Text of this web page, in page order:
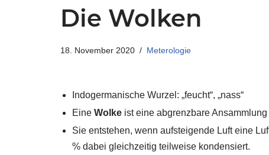
Die Wolken
18. November 2020 Meterologie
Indogermanische Wurzel: „feucht“, „nass“
Eine Wolke ist eine abgrenzbare
Sie entstehen, wenn aufsteigende Luft eine
% dabei gleichzeitig teilweise kondensiert.